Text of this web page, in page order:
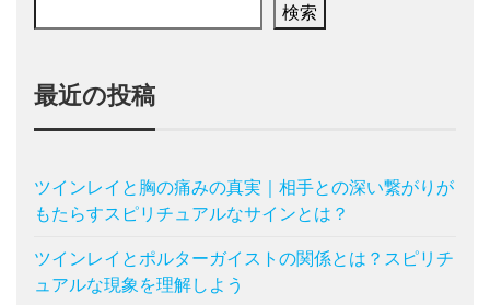
検索
最近の投稿
ツインレイと胸の痛みの真実｜相手との深い繋がりが
もたらすスピリチュアルなサインとは？
ツインレイとポルターガイストの関係とは？スピリチ
ュアルな現象を理解しよう